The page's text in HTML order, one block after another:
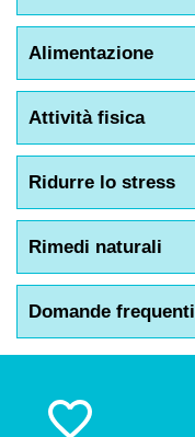
Alimentazione
Attività fisica
Ridurre lo stress
Rimedi naturali
Domande frequenti